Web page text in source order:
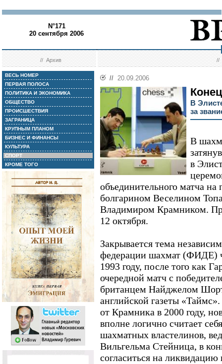
N°171
20 сентября 2006
//Архив //
ВЕСЬ НОМЕР
ПЕРВАЯ ПОЛОСА
ПОЛИТИКА И ЭКОНОМИКА
ОБЩЕСТВО
ПРОИСШЕСТВИЯ
ЗАГРАНИЦА
КРУПНЫМ ПЛАНОМ
БИЗНЕС И ФИНАНСЫ
КУЛЬТУРА
СПОРТ
КРОМЕ ТОГО
// 20.09.2006
В
за
В
в
объединительного матча
болгарином Веселином
Владимиром Крамником.
12 октября.
Закрывается тема
федерации шахмат (ФИДЕ)
1993 году, после того как
очередной матч с
британцем Найджелом
английской газеты
от Крамника в 2000 году,
вполне логично считает
шахматных властелинов,
Вильгельма Стейница, в
согласиться на